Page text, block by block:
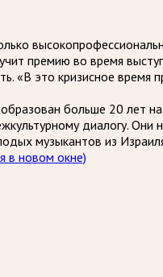
премию во время
«В это кризисное
больше 20 лет
диалогу.
музыкантов из
в новом окне)